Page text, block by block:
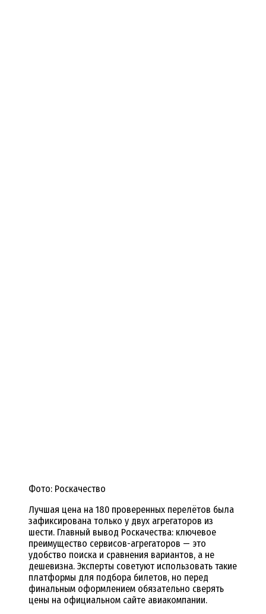
Фото: Роскачество
Лучшая цена на 180 проверенных перелётов была
зафиксирована только у двух агрегаторов из
шести. Главный вывод Роскачества: ключевое
преимущество сервисов-агрегаторов — это
удобство поиска и сравнения вариантов, а не
дешевизна. Эксперты советуют использовать такие
платформы для подбора билетов, но перед
финальным оформлением обязательно сверять
цены на официальном сайте авиакомпании.